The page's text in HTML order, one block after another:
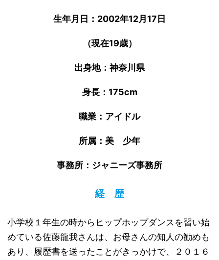
生年月日：2002年12月17日
（現在19歳）
出身地：神奈川県
身長：175cm
職業：アイドル
所属：美 少年
事務所：ジャニーズ事務所
経 歴
小学校１年生の時からヒップホップダンスを習い始
めている佐藤龍我さんは、お母さんの知人の勧めも
あり、履歴書を送ったことがきっかけで、２０１６